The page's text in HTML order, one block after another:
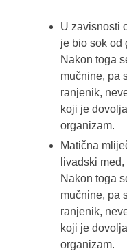
U zavisnosti
je bio sok od
Nakon toga
mučnine, pa
ranjenik,
koji je
organizam.
Matična
livadski
Nakon toga
mučnine, pa
ranjenik,
koji je
organizam.